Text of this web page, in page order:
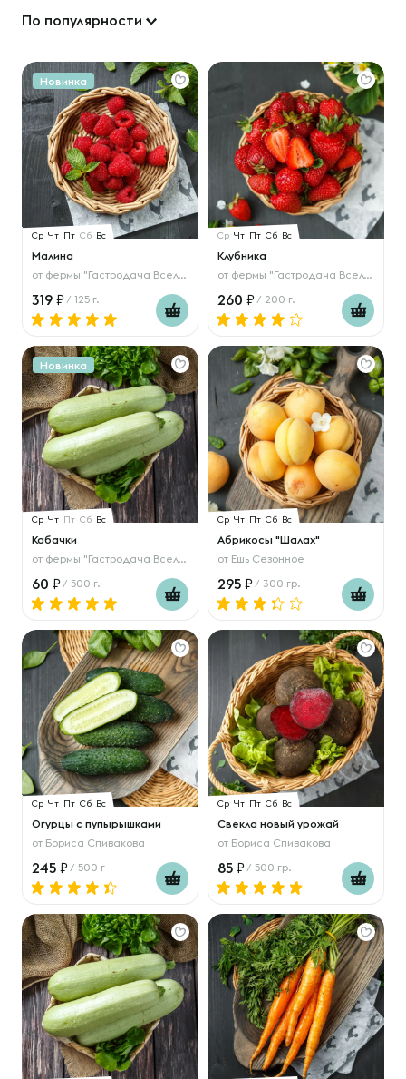
По популярности
Новинка
Ср Чт Пт Сб Вс
Малина
от фермы "Гастродача Вселуг"
319 / 125 г.
Ср Чт Пт Сб Вс
Клубника
от фермы "Гастродача Вселуг"
260 / 200 г.
Новинка
Ср Чт Пт Сб Вс
Кабачки
от фермы "Гастродача Вселуг"
60 / 500 г.
Ср Чт Пт Сб Вс
Абрикосы "Шалах"
от Ешь Сезонное
295 / 300 гр.
Ср Чт Пт Сб Вс
Огурцы с пупырышками
от Бориса Спивакова
245 / 500 г
Ср Чт Пт Сб Вс
Свекла новый урожай
от Бориса Спивакова
85 / 500 гр.